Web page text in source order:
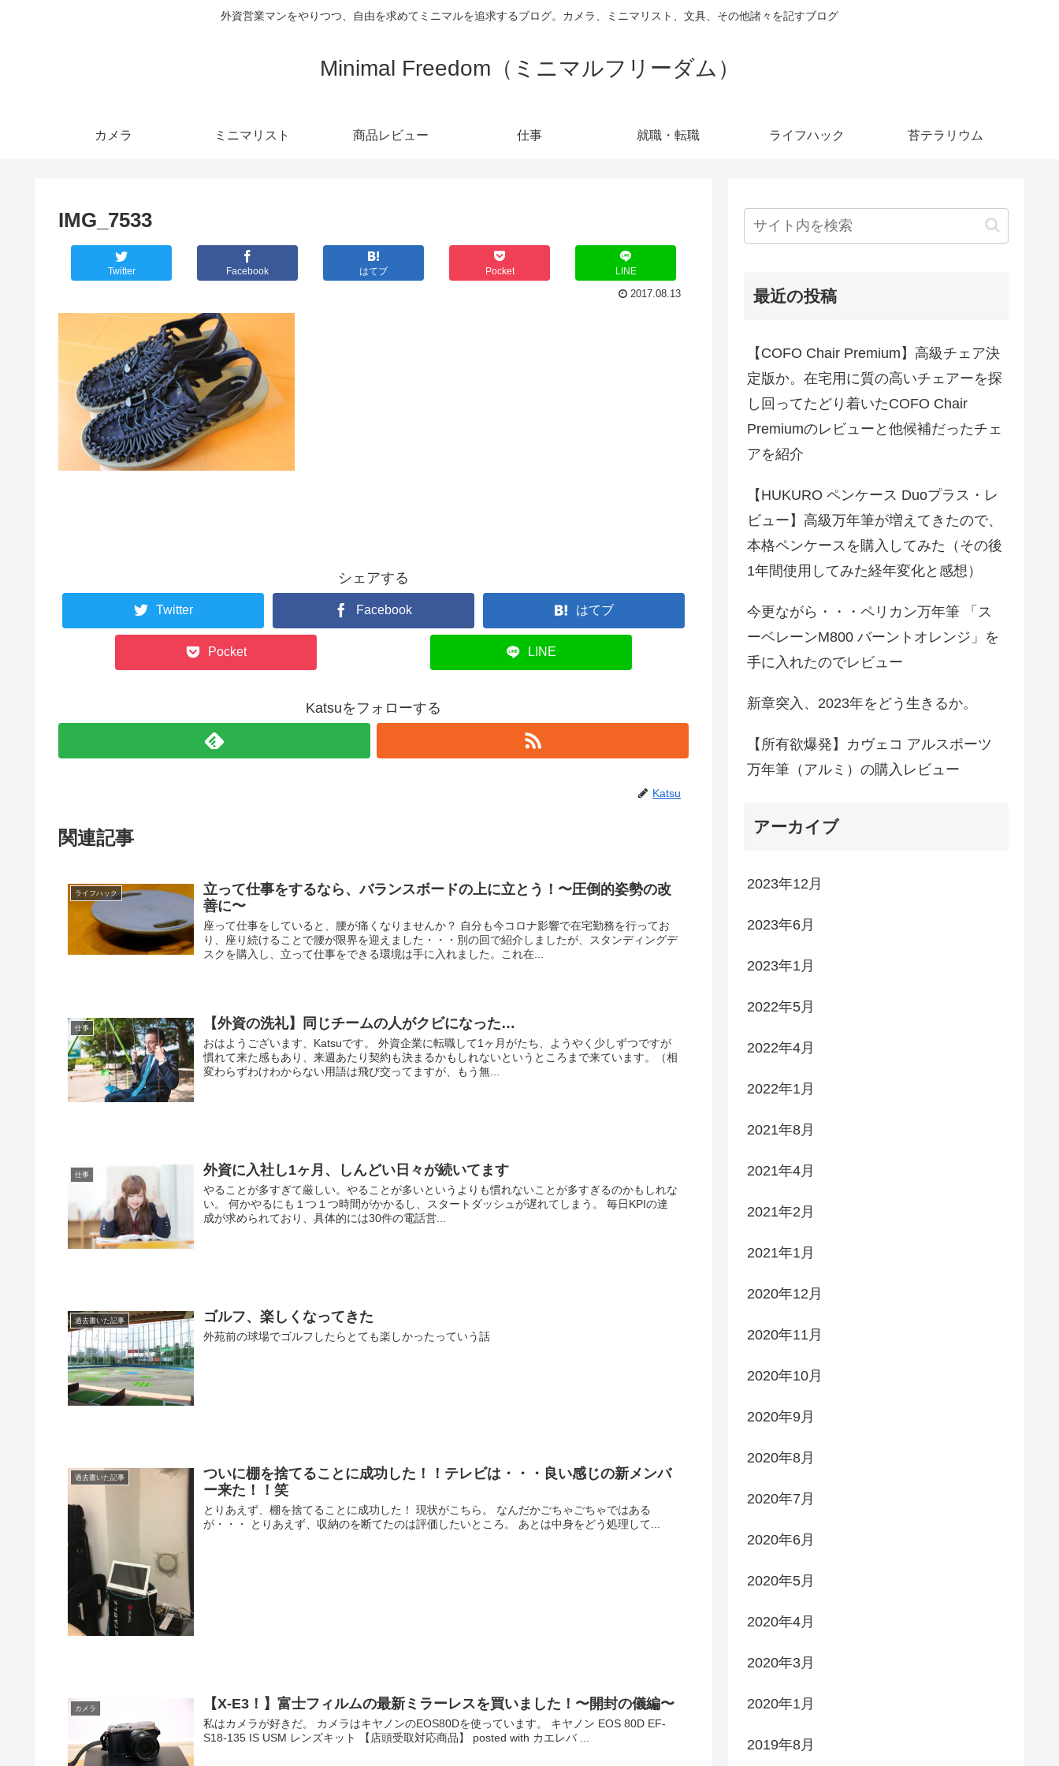
外資営業マンをやりつつ、自由を求めてミニマルを追求するブログ。カメラ、ミニマリスト、文具、その他諸々を記すブログ
Minimal Freedom（ミニマルフリーダム）
カメラ ミニマリスト 商品レビュー 仕事 就職・転職 ライフハック 苔テラリウム
IMG_7533
Twitter Facebook はてブ Pocket LINE
2017.08.13
シェアする
Twitter Facebook はてブ
Pocket LINE
Katsuをフォローする
Katsu
関連記事
ライフハック
立って仕事をするなら、バランスボードの上に立とう！〜圧倒的姿勢の改
善に〜
座って仕事をしていると、腰が痛くなりませんか？ 自分も今コロナ影響で在宅勤務を行ってお
り、座り続けることで腰が限界を迎えました・・・別の回で紹介しましたが、スタンディングデ
スクを購入し、立って仕事をできる環境は手に入れました。これ在...
仕事 【外資の洗礼】同じチームの人がクビになった…
おはようございます、Katsuです。 外資企業に転職して1ヶ月がたち、ようやく少しずつですが
慣れて来た感もあり、来週あたり契約も決まるかもしれないというところまで来ています。（相
変わらずわけわからない用語は飛び交ってますが、もう無...
仕事 外資に入社し1ヶ月、しんどい日々が続いてます
やることが多すぎて厳しい。やることが多いというよりも慣れないことが多すぎるのかもしれな
い。 何かやるにも１つ１つ時間がかかるし、スタートダッシュが遅れてしまう。 毎日KPIの達
成が求められており、具体的には30件の電話営...
過去書いた記事 ゴルフ、楽しくなってきた
外苑前の球場でゴルフしたらとても楽しかったっていう話
過去書いた記事
ついに棚を捨てることに成功した！！テレビは・・・良い感じの新メンバ
ー来た！！笑
とりあえず、棚を捨てることに成功した！ 現状がこちら。 なんだかごちゃごちゃではある
が・・・ とりあえず、収納のを断てたのは評価したいところ。 あとは中身をどう処理して...
カメラ 【X-E3！】富士フィルムの最新ミラーレスを買いました！〜開封の儀編〜
私はカメラが好きだ。 カメラはキヤノンのEOS80Dを使っています。 キヤノン EOS 80D EF-
S18-135 IS USM レンズキット 【店頭受取対応商品】 posted with カエレバ ...
最近の投稿
【COFO Chair Premium】高級チェア決
定版か。在宅用に質の高いチェアーを探
し回ってたどり着いたCOFO Chair
Premiumのレビューと他候補だったチェ
アを紹介
【HUKURO ペンケース Duoプラス・レ
ビュー】高級万年筆が増えてきたので、
本格ペンケースを購入してみた（その後
1年間使用してみた経年変化と感想）
今更ながら・・・ペリカン万年筆 「ス
ーベレーンM800 バーントオレンジ」を
手に入れたのでレビュー
新章突入、2023年をどう生きるか。
【所有欲爆発】カヴェコ アルスポーツ
万年筆（アルミ）の購入レビュー
アーカイブ
2023年12月
2023年6月
2023年1月
2022年5月
2022年4月
2022年1月
2021年8月
2021年4月
2021年2月
2021年1月
2020年12月
2020年11月
2020年10月
2020年9月
2020年8月
2020年7月
2020年6月
2020年5月
2020年4月
2020年3月
2020年1月
2019年8月